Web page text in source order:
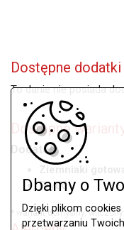
Dostępne
To danie nie posiada
Dostępne warianty
Dodatek:
Frytki
* wariant domyślny,
Dbamy o
Dzięki plikom
przetwarzaniu